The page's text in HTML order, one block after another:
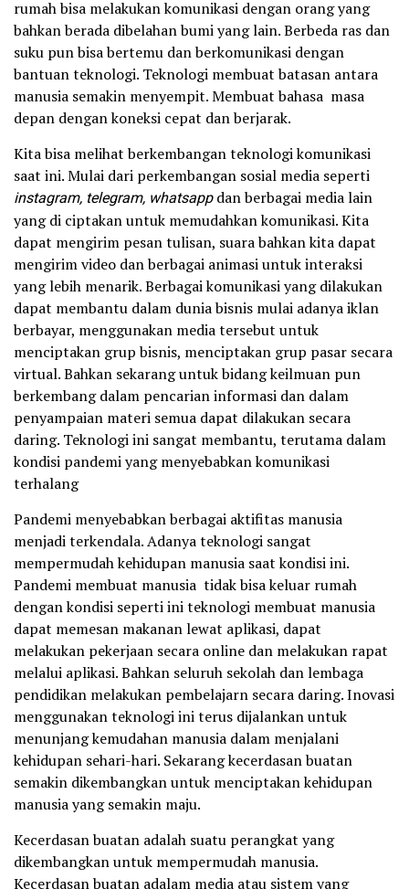
rumah bisa melakukan komunikasi dengan orang yang
bahkan berada dibelahan bumi yang lain. Berbeda ras dan
suku pun bisa bertemu dan berkomunikasi dengan
bantuan teknologi. Teknologi membuat batasan antara
manusia semakin menyempit. Membuat bahasa masa
depan dengan koneksi cepat dan berjarak.
Kita bisa melihat berkembangan teknologi komunikasi
saat ini. Mulai dari perkembangan sosial media seperti
instagram, telegram, whatsappdan berbagai media lain
yang di ciptakan untuk memudahkan komunikasi. Kita
dapat mengirim pesan tulisan, suara bahkan kita dapat
mengirim video dan berbagai animasi untuk interaksi
yang lebih menarik. Berbagai komunikasi yang dilakukan
dapat membantu dalam dunia bisnis mulai adanya iklan
berbayar, menggunakan media tersebut untuk
menciptakan grup bisnis, menciptakan grup pasar secara
virtual. Bahkan sekarang untuk bidang keilmuan pun
berkembang dalam pencarian informasi dan dalam
penyampaian materi semua dapat dilakukan secara
daring. Teknologi ini sangat membantu, terutama dalam
kondisi pandemi yang menyebabkan komunikasi
terhalang
Pandemi menyebabkan berbagai aktifitas manusia
menjadi terkendala. Adanya teknologi sangat
mempermudah kehidupan manusia saat kondisi ini.
Pandemi membuat manusia tidak bisa keluar rumah
dengan kondisi seperti ini teknologi membuat manusia
dapat memesan makanan lewat aplikasi, dapat
melakukan pekerjaan secara online dan melakukan rapat
melalui aplikasi. Bahkan seluruh sekolah dan lembaga
pendidikan melakukan pembelajarn secara daring. Inovasi
menggunakan teknologi ini terus dijalankan untuk
menunjang kemudahan manusia dalam menjalani
kehidupan sehari-hari. Sekarang kecerdasan buatan
semakin dikembangkan untuk menciptakan kehidupan
manusia yang semakin maju.
Kecerdasan buatan adalah suatu perangkat yang
dikembangkan untuk mempermudah manusia.
Kecerdasan buatan adalam media atau sistem yang